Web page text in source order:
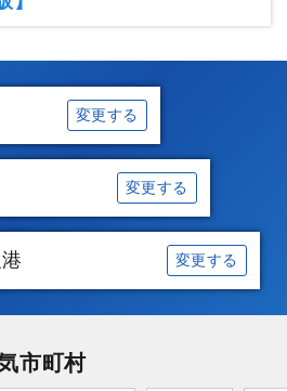
変更する
変更する
変更する
市町村